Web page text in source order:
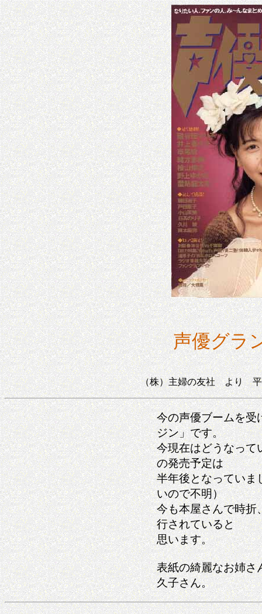
声優グラ
（株）主婦の友社 より 平
今の声優ブームを受
ジン」です。
今現在はどうなって
の発売予定は
半年後となっていま
いので不明）
今も本屋さんで時折
行されていると
思います。
表紙の綺麗なお姉さ
久子さん。